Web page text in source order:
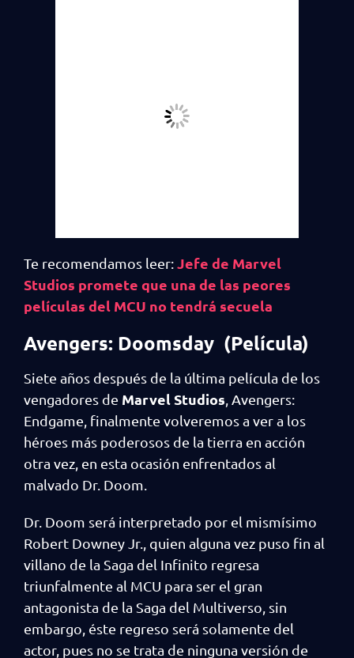
Te recomendamos leer:Jefe de Marvel
Studios promete que una de las peores
películas del MCU no tendrá secuela
Avengers: Doomsday (Película)
Siete años después de la última película de los
vengadores de Marvel Studios, Avengers:
Endgame, finalmente volveremos a ver a los
héroes más poderosos de la tierra en acción
otra vez, en esta ocasión enfrentados al
malvado Dr. Doom.
Dr. Doom será interpretado por el mismísimo
Robert Downey Jr., quien alguna vez puso fin al
villano de la Saga del Infinito regresa
triunfalmente al MCU para ser el gran
antagonista de la Saga del Multiverso, sin
embargo, éste regreso será solamente del
actor, pues no se trata de ninguna versión de